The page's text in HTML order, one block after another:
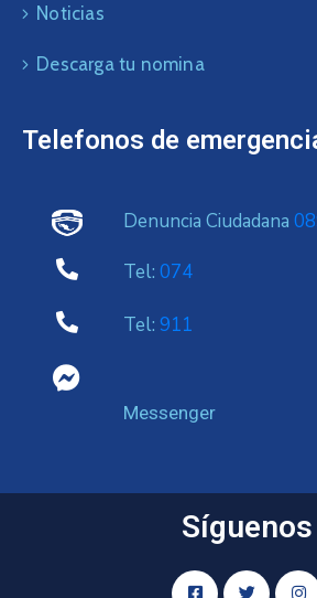
Noticias
Descarga tu nomina
Telefonos de
Denuncia Ciudadana
Tel: 074
Tel: 911
Messenger
Síguenos